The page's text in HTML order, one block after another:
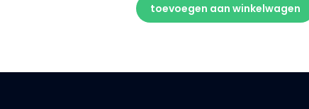
toevoegen aan winkelwagen